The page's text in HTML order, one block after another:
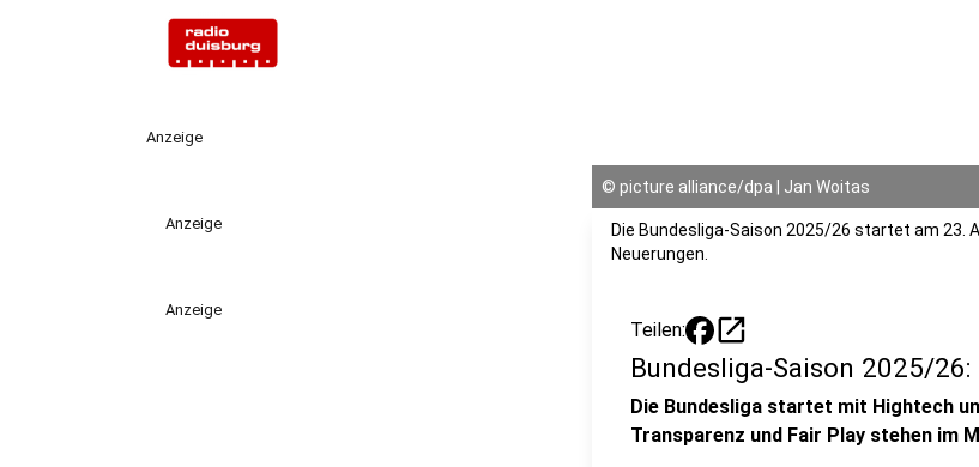
Anzeige
Anzeige
Anzeige
© picture alliance/dpa | Jan Woitas
Die Bundesliga-Saison 2025/26 startet am 23.
Neuerungen.
Teilen: open_in_new
Bundesliga-Saison 2025/
Die Bundesliga startet mit Hightech
Transparenz und Fair Play stehen im